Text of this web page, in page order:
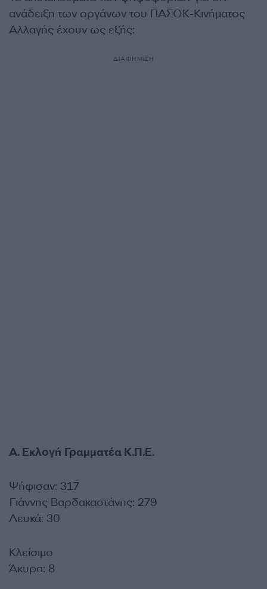
ανάδειξη των οργάνων του ΠΑΣΟΚ-Κινήματος
Αλλαγής έχουν ως εξής:
ΔΙΑΦΗΜΙΣΗ
Α. Εκλογή Γραμματέα Κ.Π.Ε.
Ψήφισαν: 317
Γιάννης Βαρδακαστάνης: 279
Λευκά: 30
Κλείσιμο
Άκυρα: 8